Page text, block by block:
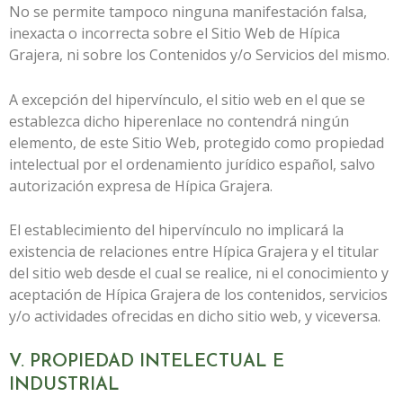
No se permite tampoco ninguna manifestación falsa,
inexacta o incorrecta sobre el Sitio Web de Hípica
Grajera, ni sobre los Contenidos y/o Servicios del mismo.
A excepción del hipervínculo, el sitio web en el que se
establezca dicho hiperenlace no contendrá ningún
elemento, de este Sitio Web, protegido como propiedad
intelectual por el ordenamiento jurídico español, salvo
autorización expresa de Hípica Grajera.
El establecimiento del hipervínculo no implicará la
existencia de relaciones entre Hípica Grajera y el titular
del sitio web desde el cual se realice, ni el conocimiento y
aceptación de Hípica Grajera de los contenidos, servicios
y/o actividades ofrecidas en dicho sitio web, y viceversa.
V. PROPIEDAD INTELECTUAL E
INDUSTRIAL